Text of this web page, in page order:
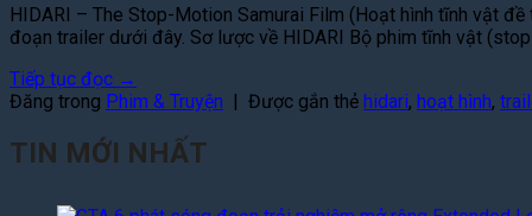
HIDARI – The Stop-Motion Samurai Film (Hoạt hình tĩnh vật
đoạn trailer dưới đây. Sơ lược về HIDARI Bộ phim tĩnh vật
Tiếp tục đọc →
Đăng trong Phim & Truyện | Được gắn thẻ hidari, hoạt hình,
TIN MỚI NHẤT